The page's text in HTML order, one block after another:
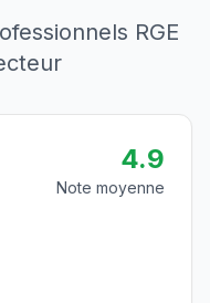
RGE
4.9
Note moyenne